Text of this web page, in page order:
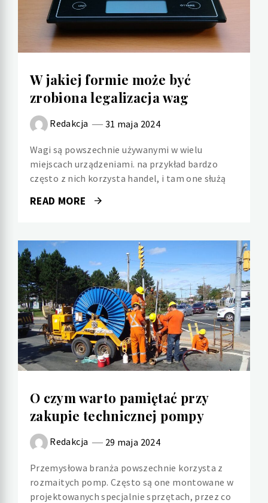
W jakiej formie może być
zrobiona legalizacja wag
Redakcja 31 maja 2024
Wagi są powszechnie używanymi w wielu
miejscach urządzeniami. na przykład bardzo
często z nich korzysta handel, i tam one służą
READ MORE
O czym warto pamiętać przy
zakupie technicznej pompy
Redakcja 29 maja 2024
Przemysłowa branża powszechnie korzysta z
rozmaitych pomp. Często są one montowane w
projektowanych specjalnie sprzętach, przez co